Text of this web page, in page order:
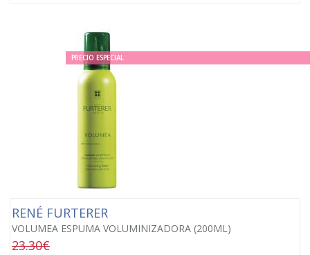
PRECIO ESPECIAL
RENÉ FURTERER
VOLUMEA ESPUMA VOLUMINIZADORA (200ML)
23.30€